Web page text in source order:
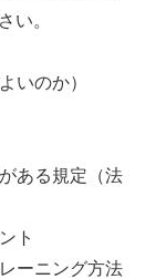
い。
いのか）
ある規定（法
ト
ーニング方法